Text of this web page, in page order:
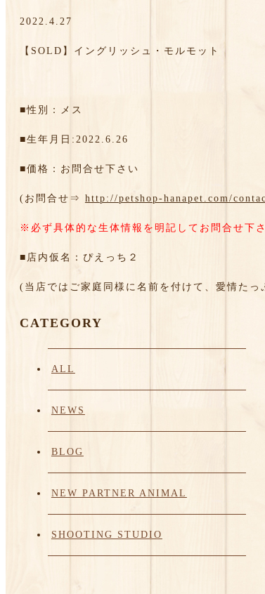
2022.4.27
【SOLD】イングリッシュ・モルモット
■性別：メス
■生年月日:2022.6.26
■価格：お問合せ下さい
(お問合せ⇒ http://petshop-hanapet.com/
※必ず具体的な生体情報を明記してお問合せ下さ
■店内仮名：ぴえっち２
(当店ではご家庭同様に名前を付けて、愛情たっ
CATEGORY
ALL
NEWS
BLOG
NEW PARTNER ANIMAL
SHOOTING STUDIO